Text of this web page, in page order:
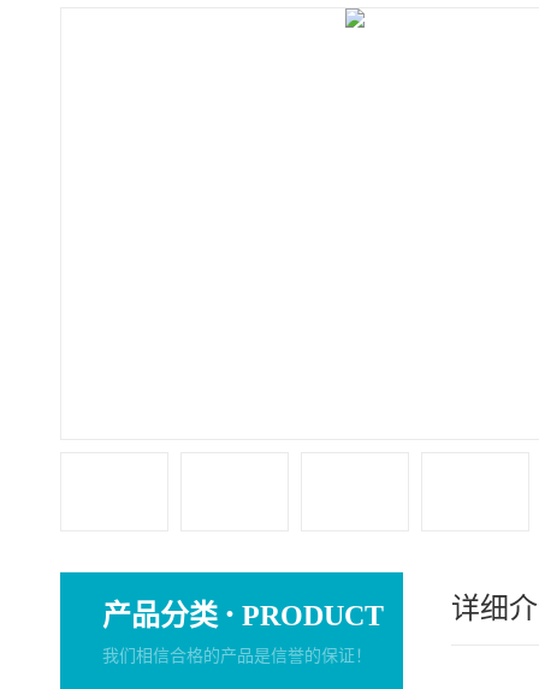
产品分类 · PRODUCT
我们相信合格的产品是信誉的保证！
详细